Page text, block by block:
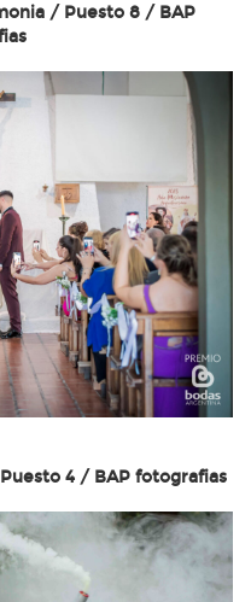
/ Puesto 8 / BAP
4 / BAP fotografias